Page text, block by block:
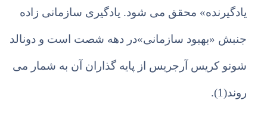
یادگیرنده» محقق می شود. یادگیری سازمانی زاده
جنبش «بهبود سازمانی»در دهه شصت است و دونالد
شونو کریس آرجریس از پایه گذاران آن به شمار می
روند(1).